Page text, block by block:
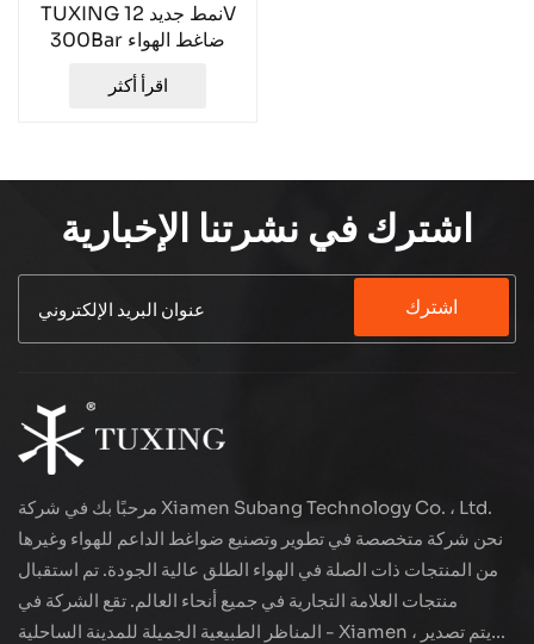
TUXING نمط جديد 12V
300Bar ضاغط الهواء
اقرأ أكثر
اشترك في نشرتنا الإخبارية
اشترك
مرحبًا بك في شركة Xiamen Subang Technology Co. ، Ltd.
نحن شركة متخصصة في تطوير وتصنيع ضواغط الداعم للهواء وغيرها
من المنتجات ذات الصلة في الهواء الطلق عالية الجودة. تم استقبال
منتجات العلامة التجارية في جميع أنحاء العالم. تقع الشركة في
المناظر الطبيعية الجميلة للمدينة الساحلية - Xiamen ، يتم تصدير